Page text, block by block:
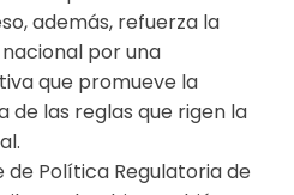
además, refuerza la
por una
que promueve la
las reglas que rigen la
de Política Regulatoria de